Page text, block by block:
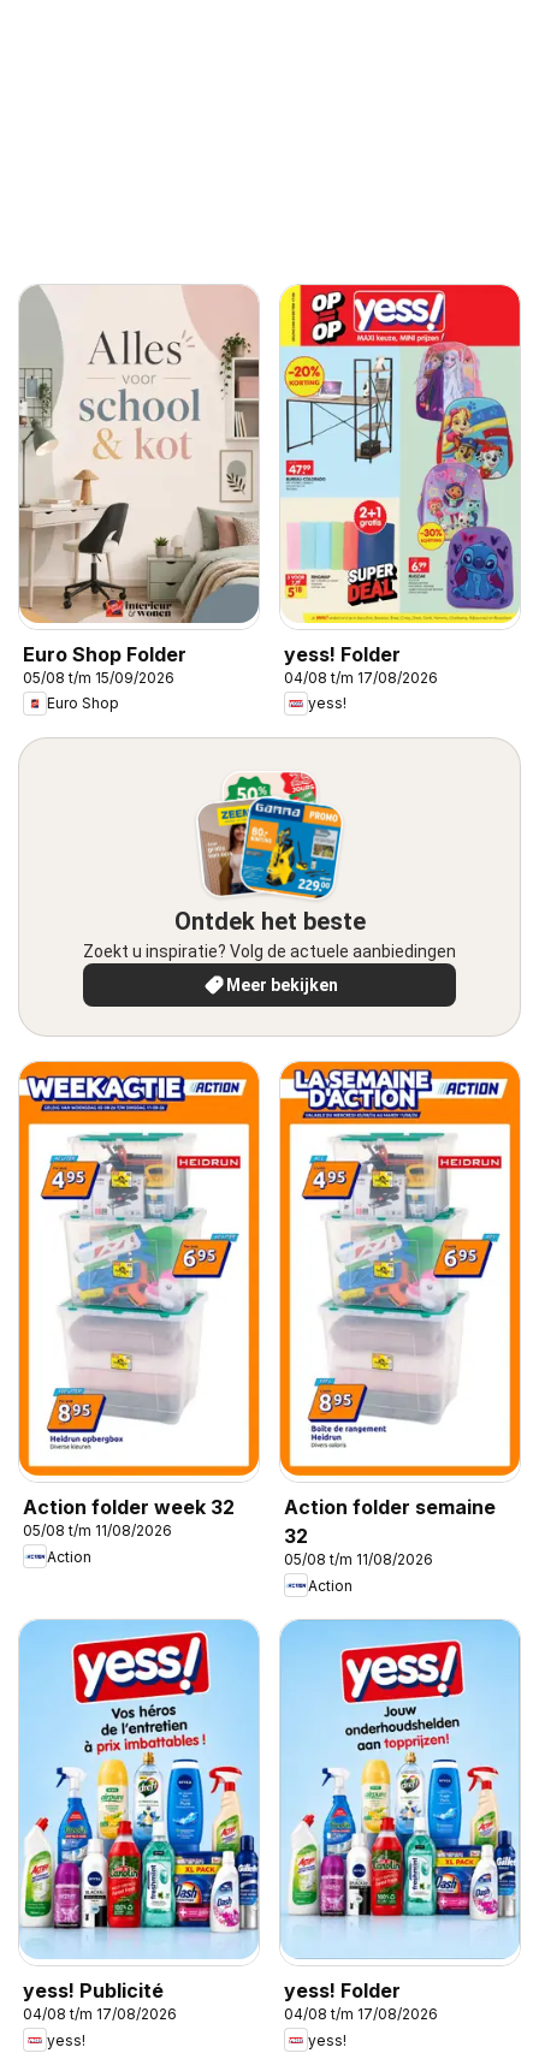
Euro Shop Folder
05/08 t/m 15/09/2026
Euro Shop
yess! Folder
04/08 t/m 17/08/2026
yess!
Ontdek het beste
Zoekt u inspiratie? Volg de actuele aanbiedingen
Meer bekijken
Action folder week 32
05/08 t/m 11/08/2026
Action
Action folder semaine
32
05/08 t/m 11/08/2026
Action
yess! Publicité
04/08 t/m 17/08/2026
yess!
yess! Folder
04/08 t/m 17/08/2026
yess!